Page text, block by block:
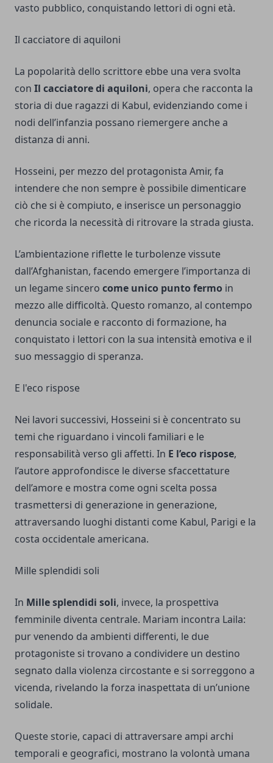
vasto pubblico, conquistando lettori di ogni età.
Il cacciatore di aquiloni
La popolarità dello scrittore ebbe una vera svolta
con Il cacciatore di aquiloni, opera che racconta la
storia di due ragazzi di Kabul, evidenziando come i
nodi dell’infanzia possano riemergere anche a
distanza di anni.
Hosseini, per mezzo del protagonista Amir, fa
intendere che non sempre è possibile dimenticare
ciò che si è compiuto, e inserisce un personaggio
che ricorda la necessità di ritrovare la strada giusta.
L’ambientazione riflette le turbolenze vissute
dall’Afghanistan, facendo emergere l’importanza di
un legame sincero come unico punto fermo in
mezzo alle difficoltà. Questo romanzo, al contempo
denuncia sociale e racconto di formazione, ha
conquistato i lettori con la sua intensità emotiva e il
suo messaggio di speranza.
E l'eco rispose
Nei lavori successivi, Hosseini si è concentrato su
temi che riguardano i vincoli familiari e le
responsabilità verso gli affetti. In E l’eco rispose,
l’autore approfondisce le diverse sfaccettature
dell’amore e mostra come ogni scelta possa
trasmettersi di generazione in generazione,
attraversando luoghi distanti come Kabul, Parigi e la
costa occidentale americana.
Mille splendidi soli
In Mille splendidi soli, invece, la prospettiva
femminile diventa centrale. Mariam incontra Laila:
pur venendo da ambienti differenti, le due
protagoniste si trovano a condividere un destino
segnato dalla violenza circostante e si sorreggono a
vicenda, rivelando la forza inaspettata di un’unione
solidale.
Queste storie, capaci di attraversare ampi archi
temporali e geografici, mostrano la volontà umana